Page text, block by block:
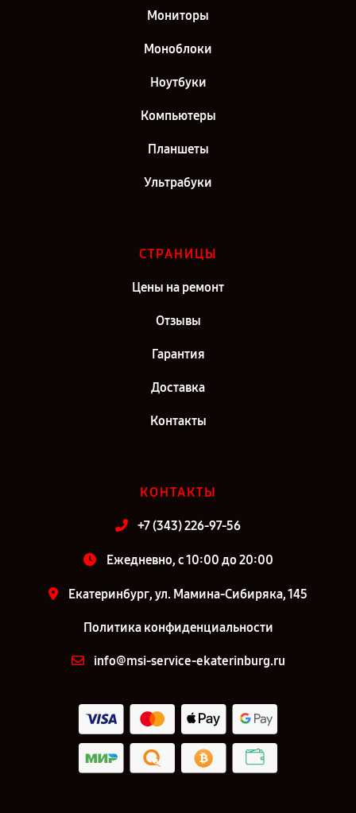
Мониторы
Моноблоки
Ноутбуки
Компьютеры
Планшеты
Ультрабуки
СТРАНИЦЫ
Цены на ремонт
Отзывы
Гарантия
Доставка
Контакты
КОНТАКТЫ
+7 (343) 226-97-56
Ежедневно, с 10:00 до 20:00
Екатеринбург, ул. Мамина-Сибиряка, 145
Политика конфиденциальности
info@msi-service-ekaterinburg.ru